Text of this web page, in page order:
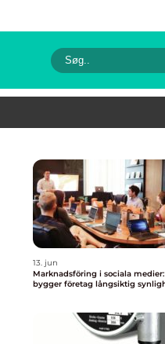
13. jun
Marknadsföring i sociala medier:
bygger företag långsiktig